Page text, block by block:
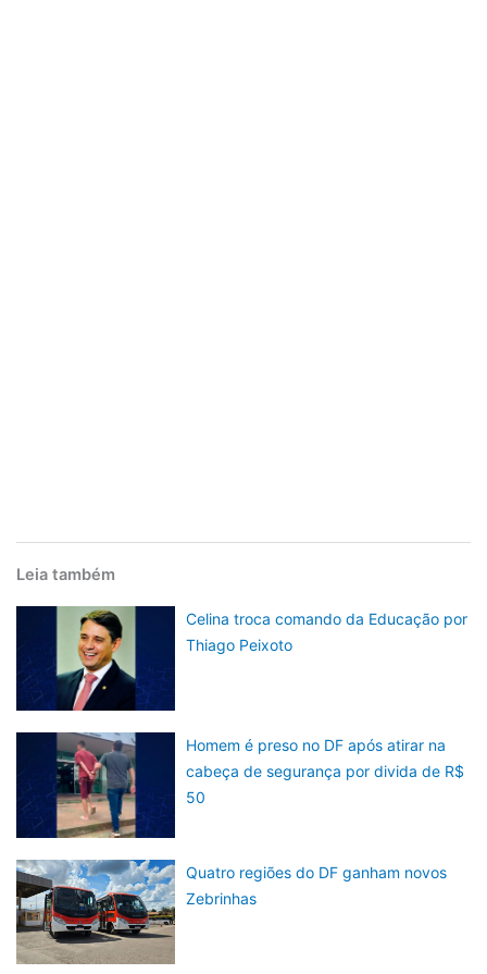
Leia também
Celina troca comando da Educação por
Thiago Peixoto
Homem é preso no DF após atirar na
cabeça de segurança por divida de R$
50
Quatro regiões do DF ganham novos
Zebrinhas